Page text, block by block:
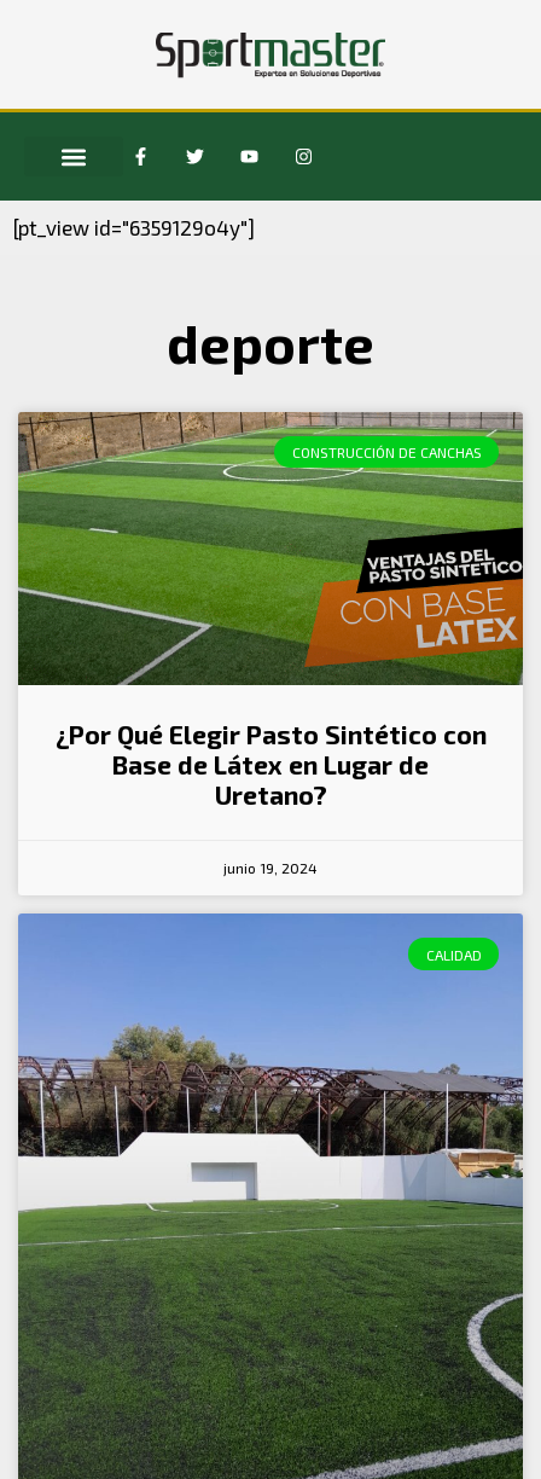
[pt_view id="6359129o4y"]
deporte
CONSTRUCCIÓN DE CANCHAS
¿Por Qué Elegir Pasto Sintético con
Base de Látex en Lugar de
Uretano?
junio 19, 2024
CALIDAD